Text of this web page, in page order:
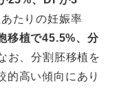
たりの妊娠率
移植で45.5%、分
お、分割胚移植を
的高い傾向にあり